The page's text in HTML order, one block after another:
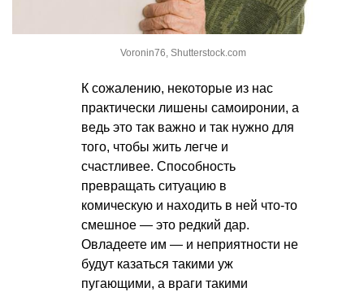
Voronin76, Shutterstock.com
К сожалению, некоторые из нас
практически лишены самоиронии, а
ведь это так важно и так нужно для
того, чтобы жить легче и
счастливее. Способность
превращать ситуацию в
комическую и находить в ней что-то
смешное — это редкий дар.
Овладеете им — и неприятности не
будут казаться такими уж
пугающими, а враги такими